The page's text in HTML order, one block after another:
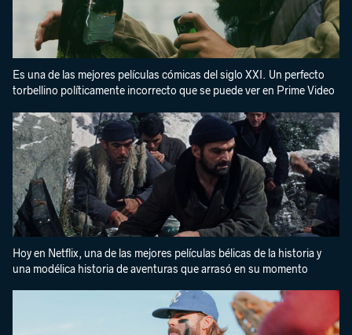
Es una de las mejores películas cómicas del siglo XXI. Un perfecto
torbellino políticamente incorrecto que se puede ver en Prime Video
Hoy en Netflix, una de las mejores películas bélicas de la historia y
una modélica historia de aventuras que arrasó en su momento